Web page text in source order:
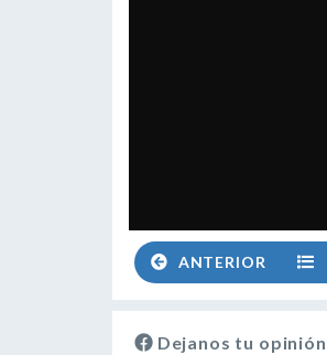
ANTERIOR
Dejanos tu opinión